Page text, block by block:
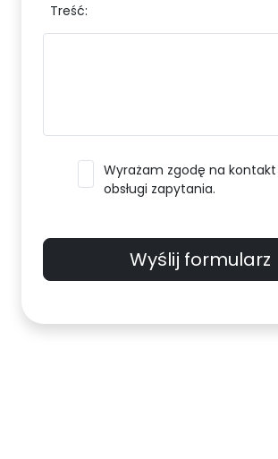
Treść:
Wyrażam zgodę na
obsługi zapytania.
Wyślij formularz